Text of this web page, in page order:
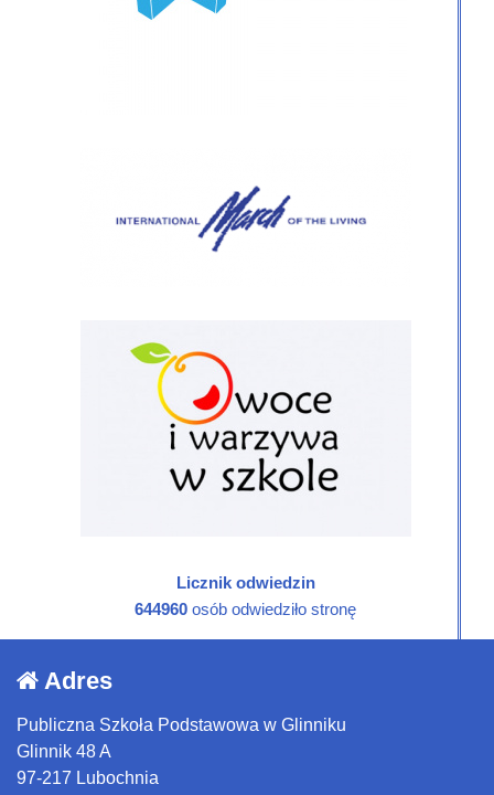
Licznik odwiedzin
644960 osób odwiedziło stronę
Adres
Publiczna Szkoła Podstawowa w Glinniku
Glinnik 48 A
97-217 Lubochnia